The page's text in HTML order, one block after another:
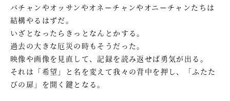
バチャンやオッサンやオネーチャンやオニーチャンたちは
結構やるはずだ。
いざとなったらきっとなんとかする。
過去の大きな厄災の時もそうだった。
映像や画像を見直して、記録を読み返せば勇気が出る。
それは「希望」と名を変えて我々の背中を押し、「ふたた
びの扉」を開く鍵となる。